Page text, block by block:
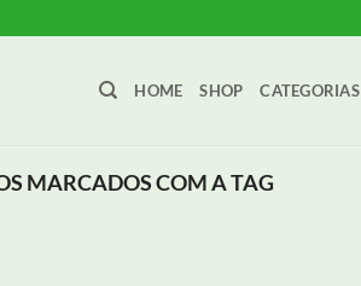
HOME SHOP CATEGORIAS
MARCADOS COM A TAG